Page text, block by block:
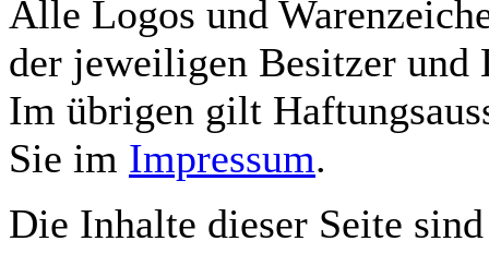
Alle Logos und
der jeweiligen Besitzer und
Im übrigen gilt
Sie im Impressum.
Die Inhalte dieser Seite